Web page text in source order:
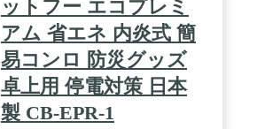
ットフー エコプレミ
アム 省エネ 内炎式 簡
易コンロ 防災グッズ
卓上用 停電対策 日本
製 CB-EPR-1